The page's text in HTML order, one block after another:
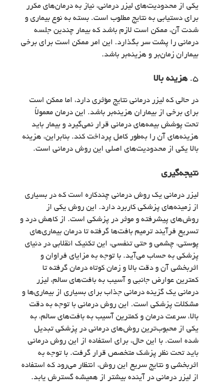
یکی از محدودیت‌های لیزر درمانی، نیاز به درمان‌های مکرر
برای دستیابی به نتایج مطلوب است. بسته به نوع بیماری و
شدت آن، ممکن است لازم باشد که بیمار چندین جلسه
درمانی را پشت سر بگذارد. این امر ممکن است برای برخی
بیماران زمان‌بر و هزینه‌بر باشد.
5. هزینه بالا
در حالی که لیزر درمانی نتایج مؤثری دارد، اما ممکن است
برای برخی از بیماران هزینه‌بر باشد. این درمان معمولاً
تحت پوشش بیمه‌های درمانی قرار نمی‌گیرد و بیمار باید
هزینه‌های آن را به‌طور کامل پرداخت کند. بنابراین، هزینه
بالا یکی از محدودیت‌های اصلی این روش درمانی است.
نتیجه‌گیری
لیزر درمانی یک روش درمانی چندکاره است که در بسیاری
از زمینه‌های پزشکی کاربرد دارد. این روش یکی از
روش‌های پیشرفته و موثر در پزشکی است. از کاهش درد و
تسریع فرآیند ترمیم بافت‌ها گرفته تا درمان بیماری‌های
پوستی، چشمی و حتی تنفسی، این تکنیک انقلابی در دنیای
پزشکی به حساب می‌آید. با توجه به مزایای فراوان و
اثربخشی آن و دقت بالا و زمان کوتاه درمان گرفته تا
کمترین عوارض جانبی و آسیب به بافت‌های سالم، لیزر
درمانی یک گزینه درمانی جذاب برای بسیاری از بیماری‌ها و
مشکلات پزشکی است. این روش درمانی با توجه به دقت
بالا، سرعت درمان و کمترین آسیب به بافت‌های سالم، به
یکی از محبوب‌ترین روش‌های درمانی در پزشکی تبدیل
شده است. با این حال، برای استفاده از این روش درمانی
باید تحت نظر پزشک متخصص قرار گرفت. با توجه به
اثربخشی و نتایج سریع این روش، انتظار می‌رود که استفاده
از لیزر درمانی در آینده بیشتر از همیشه گسترش یابد.